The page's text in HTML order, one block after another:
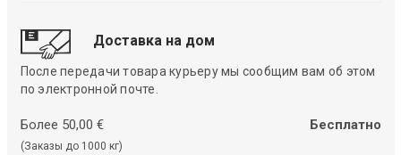
Доставка на дом
После передачи товара курьеру мы сообщим вам об этом
по электронной почте.
Более 50,00 €
(Заказы до 1000 кг)
Бесплатно